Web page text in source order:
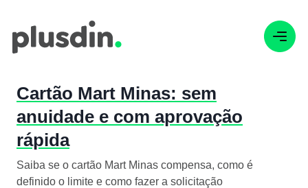
Cartão Mart Minas: sem
anuidade e com aprovação
rápida
Saiba se o cartão Mart Minas compensa, como é
definido o limite e como fazer a solicitação